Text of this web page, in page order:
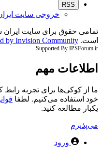
RSS
خروجی سایت
است. by Invision Community
Supported By IPSForum.ir
اطلاعات مهم
ما از کوکی‌ها برای تجربه رابط
خود استفاده می‌کنیم. لطفا
یکبار مطالعه کنید.
می‌پذیرم
ورود